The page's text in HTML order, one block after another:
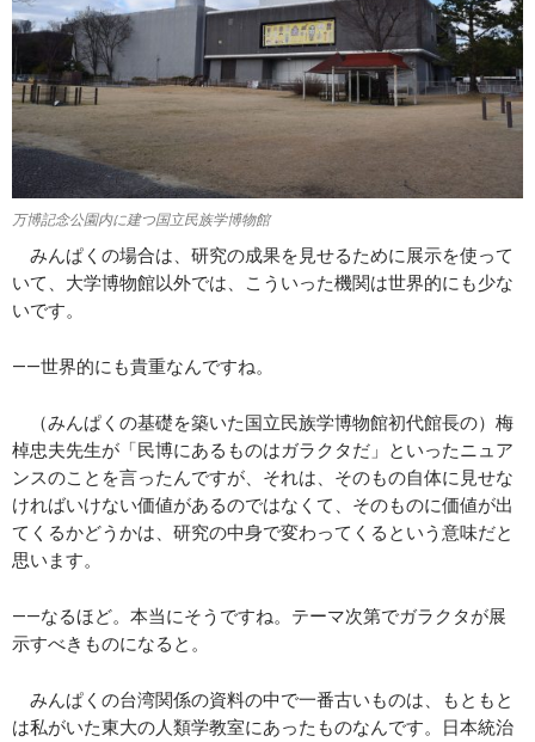
万博記念公園内に建つ国立民族学博物館
みんぱくの場合は、研究の成果を見せるために展示を使って
いて、大学博物館以外では、こういった機関は世界的にも少な
いです。
――世界的にも貴重なんですね。
（みんぱくの基礎を築いた国立民族学博物館初代館長の）梅
棹忠夫先生が「民博にあるものはガラクタだ」といったニュア
ンスのことを言ったんですが、それは、そのもの自体に見せな
ければいけない価値があるのではなくて、そのものに価値が出
てくるかどうかは、研究の中身で変わってくるという意味だと
思います。
――なるほど。本当にそうですね。テーマ次第でガラクタが展
示すべきものになると。
みんぱくの台湾関係の資料の中で一番古いものは、もともと
は私がいた東大の人類学教室にあったものなんです。日本統治